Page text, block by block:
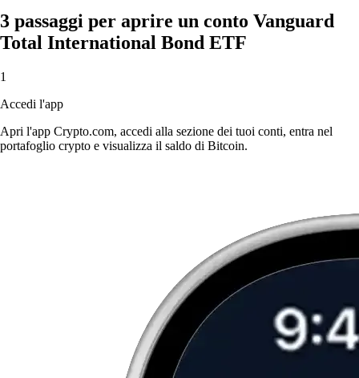
3 passaggi per aprire un conto Vanguard
Total International Bond ETF
1
Accedi l'app
Apri l'app Crypto.com, accedi alla sezione dei tuoi conti, entra nel
portafoglio crypto e visualizza il saldo di Bitcoin.